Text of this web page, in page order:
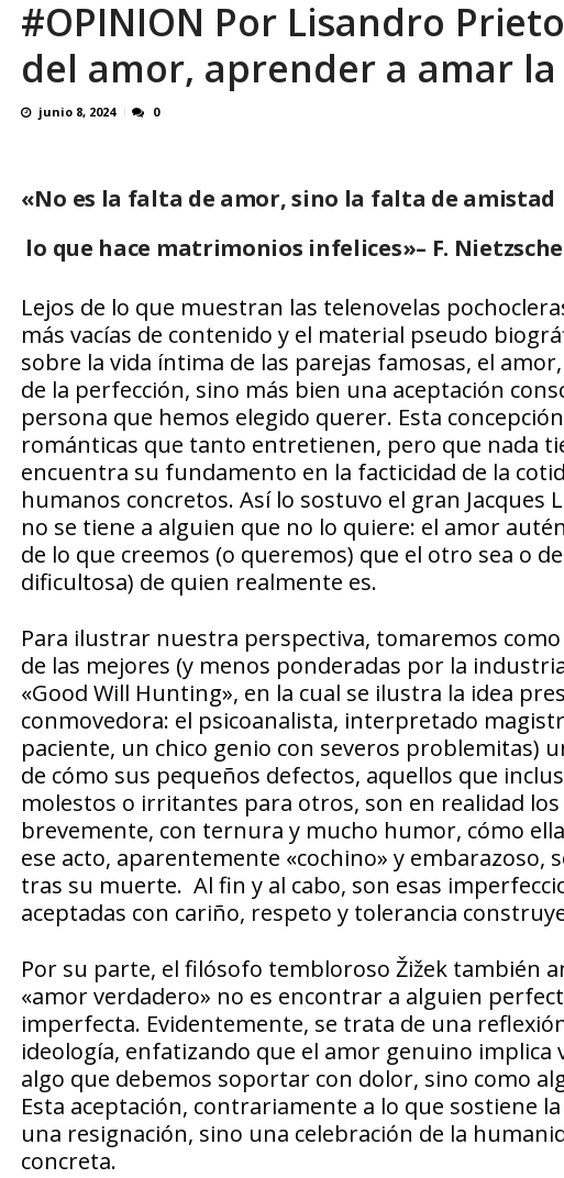
En 8 meses «876 horas de apagones» El
#OPINION Por Lisandro
del amor, aprender a amar
junio 8, 2024 0
«No es la falta de amor, sino la falta de amistad
lo que hace matrimonios infelices»– F. Nietzsche
Lejos de lo que muestran las telenovelas
más vacías de contenido y el material pseudo
sobre la vida íntima de las parejas famosas, el
de la perfección, sino más bien una aceptación
persona que hemos elegido querer. Esta
románticas que tanto entretienen, pero que nada
encuentra su fundamento en la facticidad de la
humanos concretos. Así lo sostuvo el gran Jacques
no se tiene a alguien que no lo quiere: el amor
de lo que creemos (o queremos) que el otro sea o
dificultosa) de quien realmente es.
Para ilustrar nuestra perspectiva, tomaremos
de las mejores (y menos ponderadas por la
«Good Will Hunting», en la cual se ilustra la idea
conmovedora: el psicoanalista, interpretado
paciente, un chico genio con severos problemitas)
de cómo sus pequeños defectos, aquellos que
molestos o irritantes para otros, son en realidad
brevemente, con ternura y mucho humor, cómo
ese acto, aparentemente «cochino» y embarazoso,
tras su muerte. Al fin y al cabo, son esas
aceptadas con cariño, respeto y tolerancia
Por su parte, el filósofo tembloroso Žižek también
«amor verdadero» no es encontrar a alguien
imperfecta. Evidentemente, se trata de una
ideología, enfatizando que el amor genuino
algo que debemos soportar con dolor, sino como
Esta aceptación, contrariamente a lo que sostiene
una resignación, sino una celebración de la
concreta.